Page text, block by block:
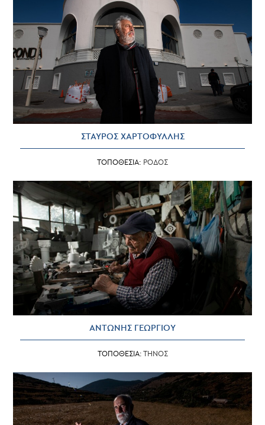
ΣΤΑΥΡΟΣ ΧΑΡΤΟΦΥΛΛΗΣ
ΤΟΠΟΘΕΣΙΑ: ΡΟΔΟΣ
ΑΝΤΩΝΗΣ ΓΕΩΡΓΙΟΥ
ΤΟΠΟΘΕΣΙΑ: ΤΗΝΟΣ